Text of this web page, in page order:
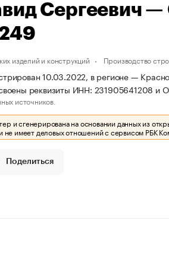
Сергеевич
изделий и конструкций Производство
10.03.2022, в регионе —
реквизиты ИНН: 231905641208
источников.
и сгенерирована на основании данных из
не имеет деловых отношений с сервисом РБК
Поделиться